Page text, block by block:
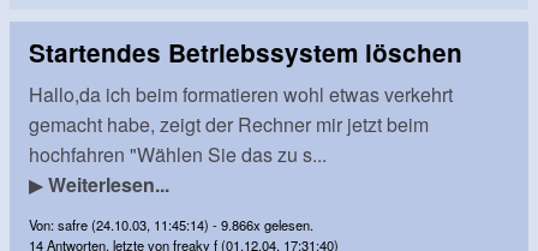
Startendes Betriebssystem löschen
Hallo,da ich beim formatieren wohl etwas verkehrt
gemacht habe, zeigt der Rechner mir jetzt beim
hochfahren "Wählen Sie das zu s...
▶Weiterlesen...
Von: safre (24.10.03, 11:45:14) - 9.866x gelesen.
14 Antworten, letzte von freaky f (01.12.04, 17:31:40)